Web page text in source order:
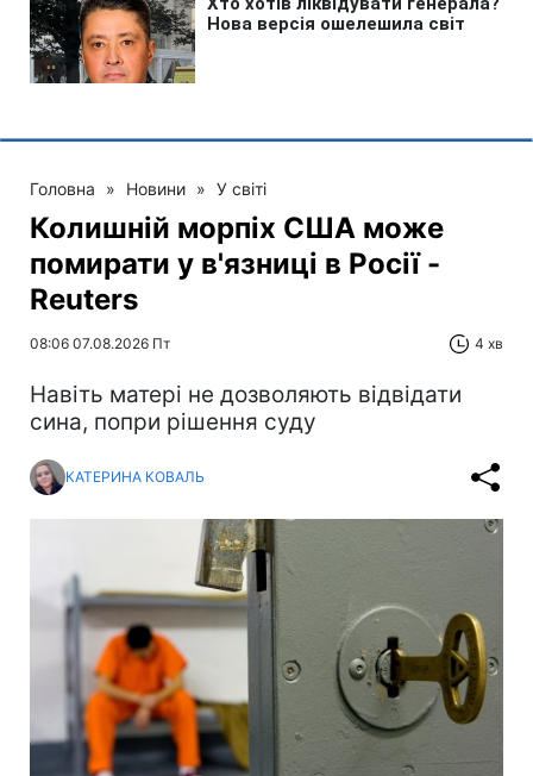
Головна » Новини » У світі
Колишній морпіх США може
помирати у в'язниці в Росії -
Reuters
08:06 07.08.2026 Пт 4 хв
Навіть матері не дозволяють відвідати
сина, попри рішення суду
КАТЕРИНА КОВАЛЬ